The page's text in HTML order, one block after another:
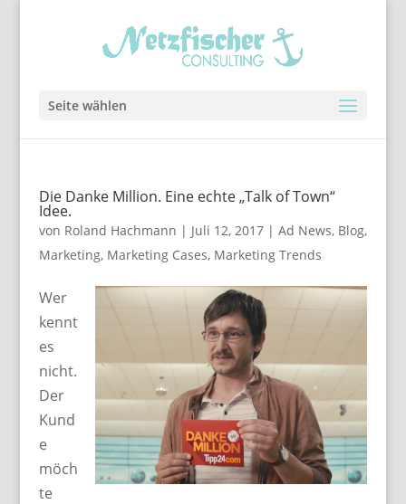
Seite wählen
Die Danke Million. Eine echte „Talk of Town“
Idee.
von Roland Hachmann | Juli 12, 2017| Ad News, Blog,
Marketing, Marketing Cases, Marketing Trends
Wer
kennt
es
nicht.
Der
Kund
e
möch
te